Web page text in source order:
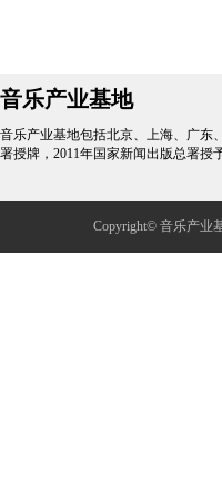
音乐产业基地
音乐产业基地包括北京、上海、广东
署授牌，2011年国家新闻出版总署授
Copyright© 音乐产业